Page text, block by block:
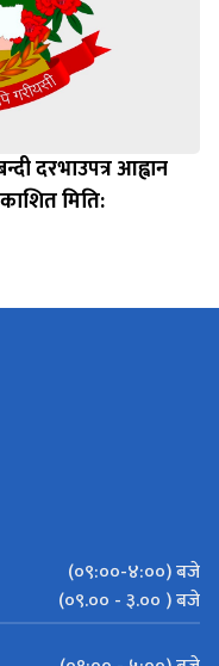
दरभाउपत्र आह्वान
मिति:
(०९:००-४:००) बजे
(०९.०० - ३.०० ) बजे